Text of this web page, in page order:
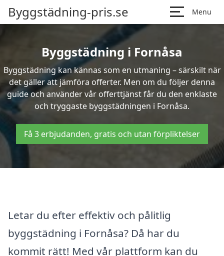
Byggstädning-pris.se Menu
Byggstädning i Fornåsa
Byggstädning kan kännas som en utmaning – särskilt när
det gäller att jämföra offerter. Men om du följer denna
guide och använder vår offerttjänst får du den enklaste
och tryggaste byggstädningen i Fornåsa.
Få 3 erbjudanden, gratis och utan förpliktelser
Letar du efter effektiv och pålitlig
byggstädning i Fornåsa? Då har du
kommit rätt! Med vår plattform kan du